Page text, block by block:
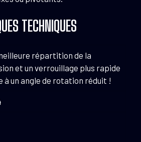
TECHNIQUES
répartition de la
et un verrouillage plus rapide
à un angle de rotation réduit !